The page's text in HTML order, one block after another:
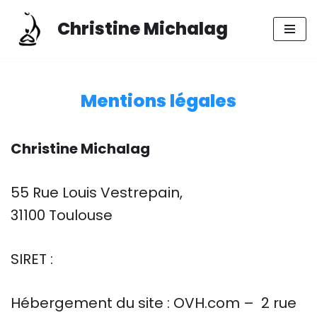
Aller
Christine Michalag
Mentions légales
Christine Michalag
55 Rue Louis Vestrepain,
31100 Toulouse
SIRET :
Hébergement du site : OVH.com – 2 rue